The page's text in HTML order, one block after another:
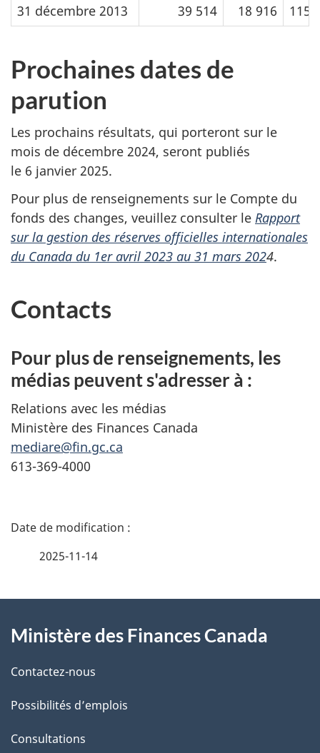
31 décembre 2013
39 514 18 916 115
Prochaines dates de
parution
Les prochains résultats, qui porteront sur le
mois de décembre 2024, seront publiés
le 6 janvier 2025.
Pour plus de renseignements sur le Compte du
fonds des changes, veuillez consulter le Rapport
sur la gestion des réserves officielles internationales
du Canada du 1er avril 2023 au 31 mars 2024.
Contacts
Pour plus de renseignements, les
médias peuvent s'adresser à :
Relations avec les médias
Ministère des Finances Canada
mediare@fin.gc.ca
613-369-4000
D
i
l
s
d
2025-11-14
propos
de
ce
site
Ministère des Finances Canada
Contactez-nous
Possibilités d’emplois
Consultations